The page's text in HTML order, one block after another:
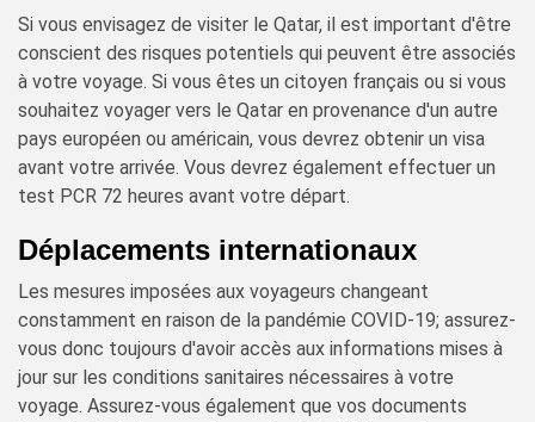
Si vous envisagez de visiter le Qatar, il est important d'être
conscient des risques potentiels qui peuvent être associés
à votre voyage. Si vous êtes un citoyen français ou si vous
souhaitez voyager vers le Qatar en provenance d'un autre
pays européen ou américain, vous devrez obtenir un visa
avant votre arrivée. Vous devrez également effectuer un
test PCR 72 heures avant votre départ.
Déplacements internationaux
Les mesures imposées aux voyageurs changeant
constamment en raison de la pandémie COVID-19; assurez-
vous donc toujours d'avoir accès aux informations mises à
jour sur les conditions sanitaires nécessaires à votre
voyage. Assurez-vous également que vos documents